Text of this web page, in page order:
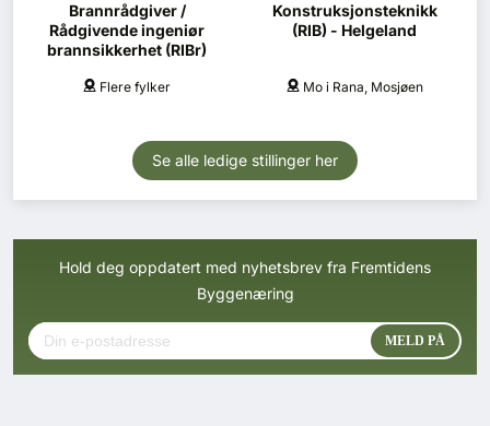
Brannrådgiver /
Rådgivende ingeniør
brannsikkerhet (RIBr)
Flere fylker
Konstruksjonsteknikk
(RIB) - Helgeland
Mo i Rana, Mosjøen
Se alle ledige stillinger her
Hold deg oppdatert med nyhetsbrev fra Fremtidens
Byggenæring